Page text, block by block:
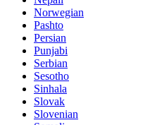
Norwegian
Pashto
Persian
Punjabi
Serbian
Sesotho
Sinhala
Slovak
Slovenian